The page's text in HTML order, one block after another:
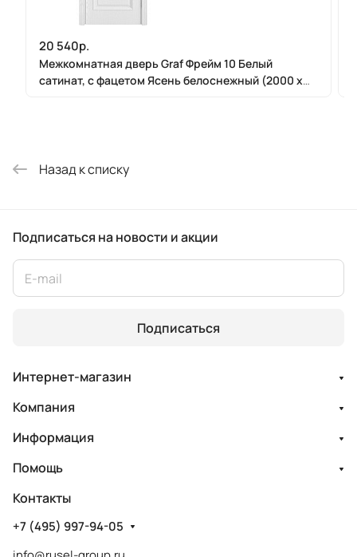
20 540р.
Межкомнатная дверь Graf Фрейм 10 Белый
сатинат, с фацетом Ясень белоснежный (2000 х
Назад к списку
Подписаться на новости и акции
Подписаться
Интернет-магазин
Компания
Информация
Помощь
Контакты
+7 (495) 997-94-05